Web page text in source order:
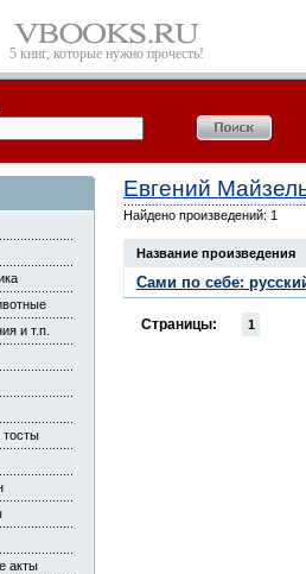
5 книг, которые нужно прочесть!
и т.п.
акты
Евгений
Найдено произведений: 1
Название произведения
Сами по себе:
Страницы: 1